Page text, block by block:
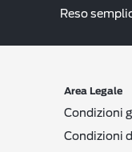
Reso
Area Legale
Condizioni
Condizioni